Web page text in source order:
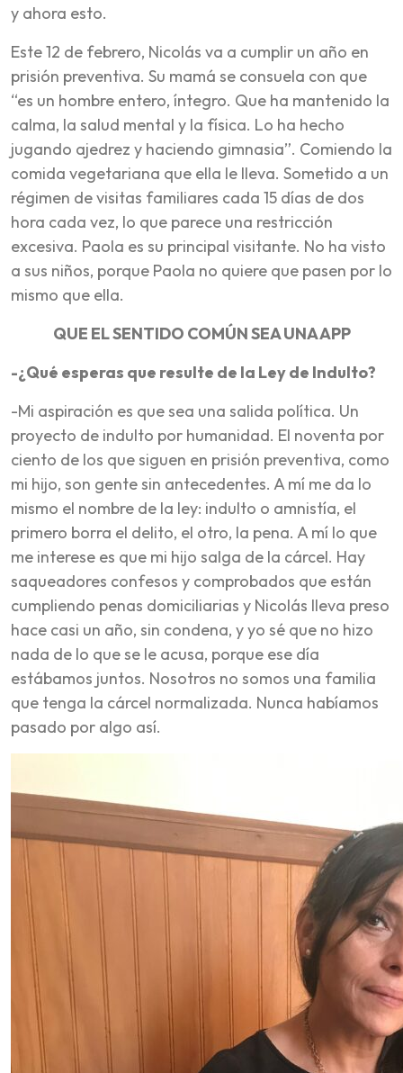
y ahora esto.
Este 12 de febrero, Nicolás va a cumplir un año en
prisión preventiva. Su mamá se consuela con que
“es un hombre entero, íntegro. Que ha mantenido la
calma, la salud mental y la física. Lo ha hecho
jugando ajedrez y haciendo gimnasia”. Comiendo la
comida vegetariana que ella le lleva. Sometido a un
régimen de visitas familiares cada 15 días de dos
hora cada vez, lo que parece una restricción
excesiva. Paola es su principal visitante. No ha visto
a sus niños, porque Paola no quiere que pasen por lo
mismo que ella.
QUE EL SENTIDO COMÚN SEA UNA APP
-¿Qué esperas que resulte de la Ley de Indulto?
-Mi aspiración es que sea una salida política. Un
proyecto de indulto por humanidad. El noventa por
ciento de los que siguen en prisión preventiva, como
mi hijo, son gente sin antecedentes. A mí me da lo
mismo el nombre de la ley: indulto o amnistía, el
primero borra el delito, el otro, la pena. A mí lo que
me interese es que mi hijo salga de la cárcel. Hay
saqueadores confesos y comprobados que están
cumpliendo penas domiciliarias y Nicolás lleva preso
hace casi un año, sin condena, y yo sé que no hizo
nada de lo que se le acusa, porque ese día
estábamos juntos. Nosotros no somos una familia
que tenga la cárcel normalizada. Nunca habíamos
pasado por algo así.